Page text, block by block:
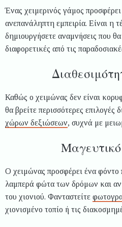
Ένας χειμερινός γάμος
ανεπανάληπτη εμπειρία. Είναι η
δημιουργήσετε αναμνήσεις που
διαφορετικές από τις
Καθώς ο χειμώνας δεν είναι
θα βρείτε περισσότερες επιλογές
χώρων δεξιώσεων, συχνά με
Ο χειμώνας προσφέρει ένα φόντο
λαμπερά φώτα των δρόμων και αν
του χιονιού. Φανταστείτε
χιονισμένο τοπίο ή τις